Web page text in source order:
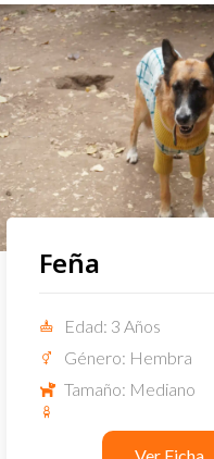
Feña
Edad: 3 Años
Género: Hembra
Tamaño: Mediano